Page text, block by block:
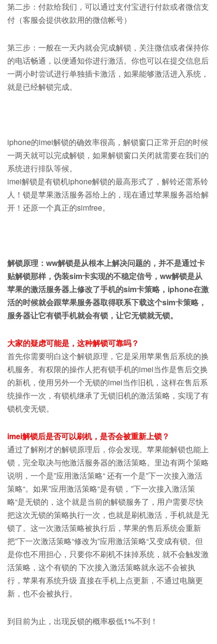
第二步：付款给我们，可以通过支付宝进行付款或者微信支
付（客服会提供收款用的微信帐号）
第三步：一般在一天内就会完成解锁，关注微信或者保持你
的电话畅通，以便通知你进行激活。你也可以在提交信息后
一两小时尝试进行单独插卡激活，如果能够激活进入系统，
就是已经解锁完成。
iphone的imei解锁的确效率很高，解锁窗口正常开启的时候
一两天就可以完成解锁，如果解锁窗口关闭就需要在我们的
系统进行排队等候。
imei解锁是有锁机iphone解锁的最高形式了，解铃还需系铃
人！锁是苹果激活服务器给上的，现在通过苹果服务器给解
开！还原一个真正的simfree。
解锁原理：ww解锁是从根本上解决问题的，并不是通过卡
贴解锁那样，伪装sim卡实现的不稳定信号，ww解锁是从
苹果的激活服务器上修改了手机的sim卡策略，iphone在激
活的时候就会跟苹果服务器取得联系下载这个sim卡策略，
服务器让它有锁手机就会有锁，让它无锁就无锁。
大家的疑虑可能是，这种解锁可靠吗？
首先你需要明白这个解锁原理，它是采用苹果售后系统的换
机服务。有权限的操作人把有锁手机的imei当作是售后交换
的新机，使用另外一个无锁的imei当作旧机，这样在售后系
统操作一次，有锁机继承了无锁旧机的激活策略，实现了有
锁机变无锁。
imei解锁后是否可以刷机，是否会被重新上锁？
通过了解刚才的解锁原理后，你会发现。苹果能解锁也能上
锁，完全取决与他激活服务器的激活策略。里边有两个策略
说明，一个是”应用激活策略“ 还有一个是”下一次接入激活
策略“。如果”应用激活策略“是有锁，”下一次接入激活策
略“是无锁的，这个就是当前的解锁服务了，用户需要尽快
把这次无锁的策略执行一次，也就是刷机激活，手机就是无
锁了。这一次激活策略被执行后，苹果的售后系统会重新
把”下一次激活策略“修改为”应用激活策略“又变成有锁。但
是你也不用担心，只要你不刷机不抹掉系统，就不会触发激
活策略，这个有锁的 下次接入激活策略就永远不会被执
行，苹果有系统升级 直接在手机上点更新，不通过电脑更
新，也不会被执行。
到目前为止，出现反锁的概率极低1%不到！